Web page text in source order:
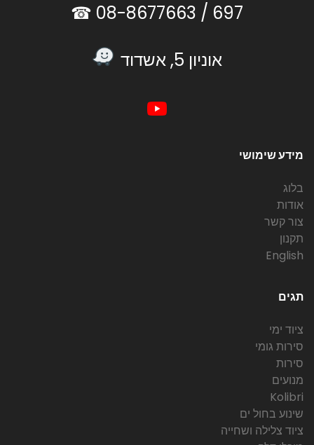
697 /
אוניון 5, אשדוד
מידע שימושי
בלוג
אודות
צור קשר
תקנון
English
תגים
ציוד ימי
סירות גומי
סירות
מנועים
Kolibri
שינוע בחול ים
ציוד צלילה ושחייה